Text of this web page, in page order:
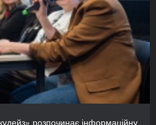
розпочинає інформаційну